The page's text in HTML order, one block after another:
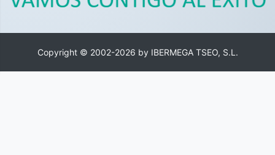
Copyright © 2002-2026 by IBERMEGA TSEO, S.L.